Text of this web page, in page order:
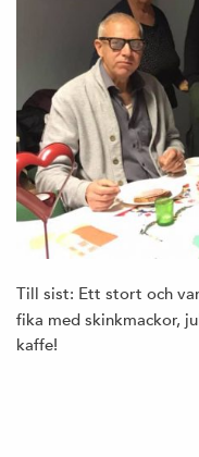
Till sist: Ett stort och
fika med skinkmackor,
kaffe!